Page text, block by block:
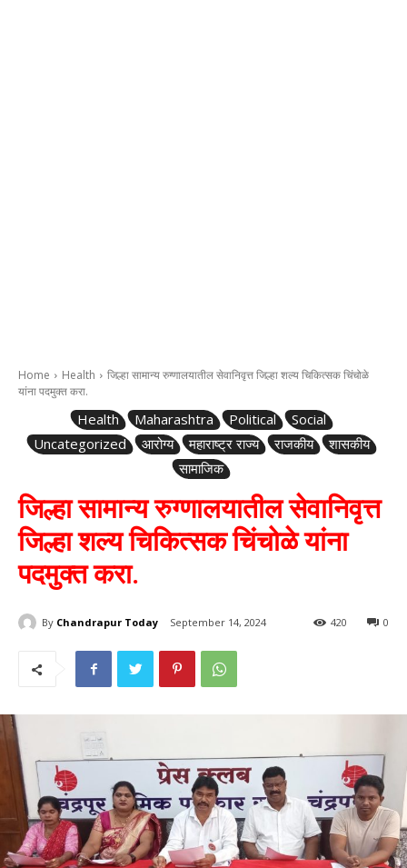
Home Health
जिल्हा सामान्य रुग्णालयातील सेवानिवृत्त जिल्हा शल्य चिकित्सक चिंचोळे
यांना पदमुक्त करा.
Health Maharashtra Political
Social
Uncategorized
आरोग्य महाराष्ट्र राज्य राजकीय
शासकीय
सामाजिक
जिल्हा सामान्य रुग्णालयातील सेवानिवृत्त
जिल्हा शल्य चिकित्सक चिंचोळे यांना
पदमुक्त करा.
By Chandrapur Today September 14, 2024 0
420